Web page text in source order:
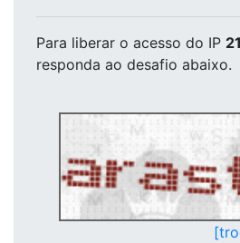
Para liberar o acesso do IP
responda ao desafio abaixo.